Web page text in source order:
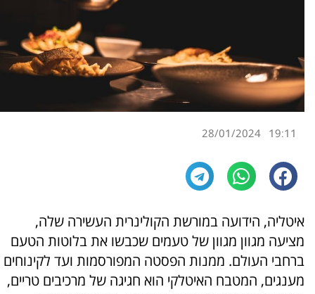
19:11
28/01/2024
איטליה, הידועה במורשת הקולינרית העשירה שלה,
מציעה מגוון מגוון של טעמים שכבשו את בלוטות הטעם
ברחבי העולם. ממנות הפסטה המפורסמות ועד לקינוחים
מענגים, המטבח האיטלקי הוא חגיגה של מרכיבים טריים,